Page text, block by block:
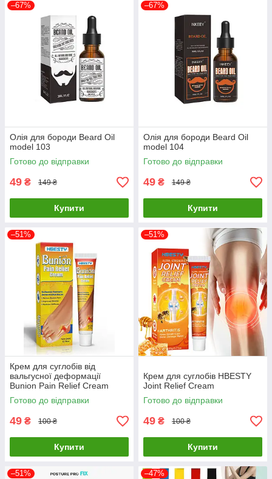
–67%
Олія для бороди Beard Oil
model 103
Готово до відправки
49 ₴ 149 ₴
Купити
–67%
Олія для бороди Beard Oil
model 104
Готово до відправки
49 ₴ 149 ₴
Купити
–51%
Крем для суглобів від
вальгусної деформації
Bunion Pain Relief Cream
Готово до відправки
49 ₴ 100 ₴
Купити
–51%
Крем для суглобів HBESTY
Joint Relief Cream
Готово до відправки
49 ₴ 100 ₴
Купити
–51% –47%